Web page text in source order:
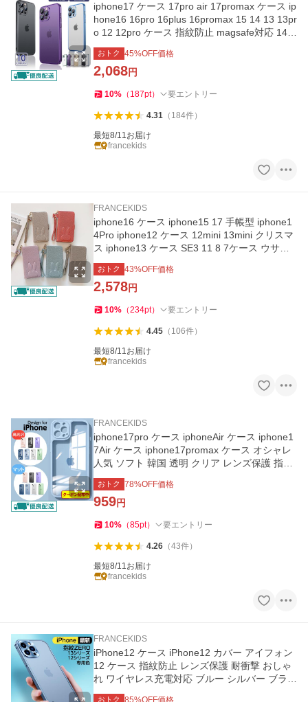
iphone17 ケース 17pro air 17promax ケース ip
hone16 16pro 16plus 16promax 15 14 13 13pr
o 12 12pro ケース 指紋防止 magsafe対応 14pr
oケース レンズ保護
おトク 45%OFF価格
2,068円
10% （ 187pt） 要エントリー
4.31（ 184件）
最短8/11お届け
francekids
FRANCEKIDS
iphone16 ケース iphone15 17 手帳型 iphone1
4Pro iphone12 ケース 12mini 13mini クリスマ
ス iphone13 ケース SE3 11 8 7ケース ウサギ
革 おしゃれ ストラップ
おトク 43%OFF価格
2,578円
10% （234pt） 要エントリー
4.45（ 106件）
最短8/11お届け
francekids
FRANCEKIDS
iphone17pro ケース iphoneAir ケース iphone1
7Air ケース iphone17promax ケース オシャレ
人気 ソフト 韓国 透明 クリア レンズ保護 指紋
防止 magsafe
おトク 78%OFF価格
959円
10% （85pt） 要エントリー
4.26（43件）
最短8/11お届け
francekids
FRANCEKIDS
iPhone12 ケース iPhone12 カバー アイフォン
12 ケース 指紋防止 レンズ保護 耐衝撃 おしゃ
れ ワイヤレス充電対応 ブルー シルバー ブラッ
ク ゴールド グリーン
おトク 85%OFF価格